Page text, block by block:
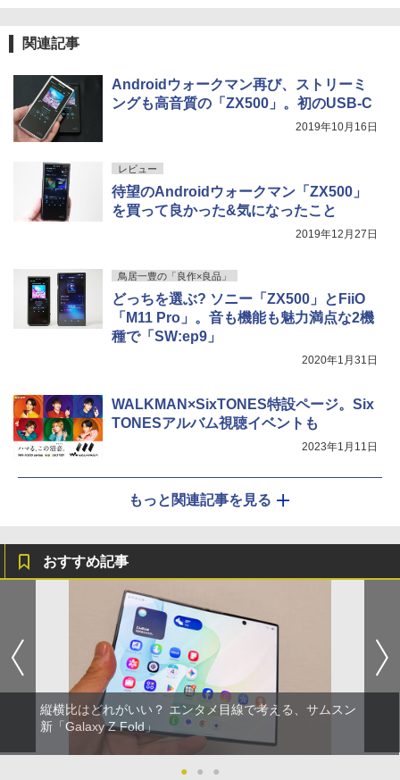
関連記事
Androidウォークマン再び、ストリーミ
ングも高音質の「ZX500」。初のUSB-C
2019年10月16日
レビュー
待望のAndroidウォークマン「ZX500」
を買って良かった&気になったこと
2019年12月27日
鳥居一豊の「良作×良品」
どっちを選ぶ? ソニー「ZX500」とFiiO
「M11 Pro」。音も機能も魅力満点な2機
種で「SW:ep9」
2020年1月31日
WALKMAN×SixTONES特設ページ。Six
TONESアルバム視聴イベントも
2023年1月11日
もっと関連記事を見る
おすすめ記事
縦横比はどれがいい？ エンタメ目線で考える、サムスン
新「Galaxy Z Fold」
● ● ●